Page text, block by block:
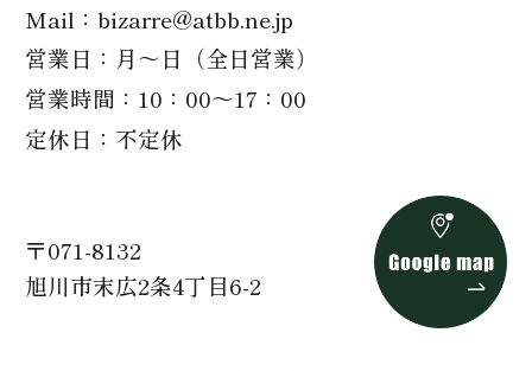
Mail
bizarre@atbb.ne.jp
営業日
月～日（全日営業）
営業時間
10：00～17：00
定休日
不定休
〒071-8132
旭川市末広2条4丁目6-2